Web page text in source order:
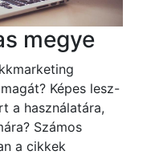
megye
Képes lesz-
a használatára,
Számos
a cikkek